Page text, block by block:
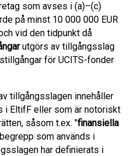
som avses i (a)–(c)
på minst 10 000 000 EUR
vid den tidpunkt då
utgörs av tillgångsslag
för UCITS-fonder
tillgångsslagen innehåller
i EltifF eller som är notoriskt
såsom t.ex. "finansiella
som används i
har definierats i